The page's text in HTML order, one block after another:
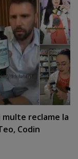
reclame la
Codin